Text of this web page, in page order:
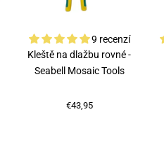
9 recenzí
Kleště na dlažbu rovné -
Seabell Mosaic Tools
€43,95